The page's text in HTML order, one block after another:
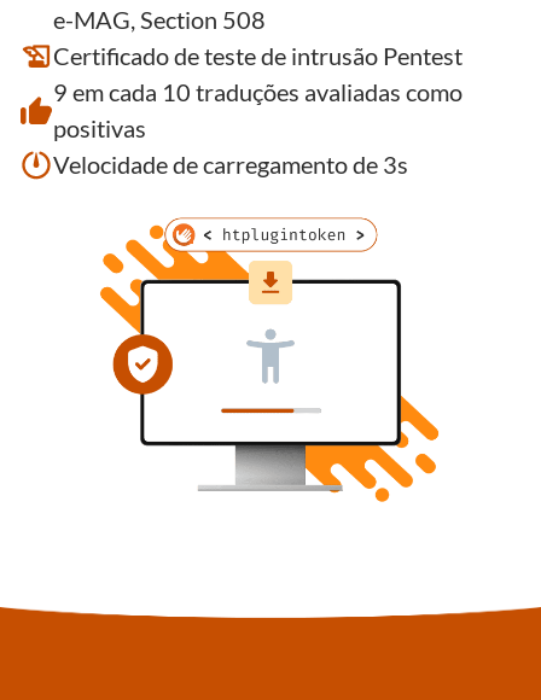
e-MAG, Section 508
Certificado de teste de intrusão Pentest
9 em cada 10 traduções avaliadas como
positivas
Velocidade de carregamento de 3s